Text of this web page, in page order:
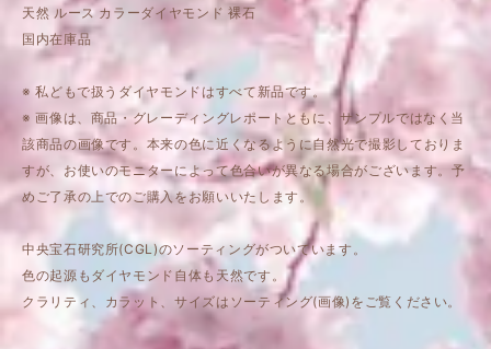
天然 ルース カラーダイヤモンド 裸石
国内在庫品
※ 私どもで扱うダイヤモンドはすべて新品です。
※ 画像は、商品・グレーディングレポートともに、サンプルではなく当
該商品の画像です。本来の色に近くなるように自然光で撮影しておりま
すが、お使いのモニターによって色合いが異なる場合がございます。予
めご了承の上でのご購入をお願いいたします。
中央宝石研究所(CGL)のソーティングがついています。
色の起源もダイヤモンド自体も天然です。
クラリティ、カラット、サイズはソーティング(画像)をご覧ください。